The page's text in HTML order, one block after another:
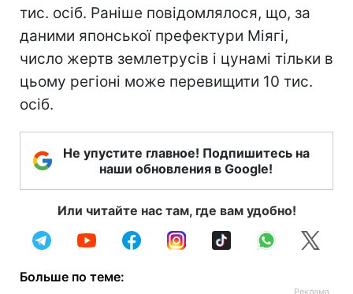
тис. осіб. Раніше повідомлялося, що, за
даними японської префектури Міягі,
число жертв землетрусів і цунамі тільки в
цьому регіоні може перевищити 10 тис.
осіб.
Не упустите главное! Подпишитесь на
наши обновления в Google!
Или читайте нас там, где вам удобно!
Больше по теме: